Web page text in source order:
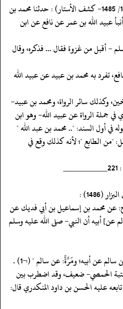
‏‏‏‏أخرجه البزار في "مسنده " (2/ 186/ 1485- كشف الأستار) : حدثنا محمد بن
عبيد الله بن عمر عن نافع عن ابن
- أقبل من غزوة فقال ... فذكره، وقال
تفرد به محمد بن عبيد عن عبيد الله
وكذلك سائر الرواة، ومحمد بن عبيد-
في جملة الرواة عن عبيد الله- وهو ابن
في أول السند: ".. محمد بن عبد الله "
"من الطابع "؛ لأنه كذلك وقع في
(1486) :
محمد بن إسماعيل بن أبي فديك عن
أبيه أن النبي- صلى الله عليه وسلم
عن أبيه؛ ومَرَّةَّ: عن سالم " (¬1) .
الحمصي- ضعيف، وقد اضطرب بين
عليه الحسن بن داود المنكدري قال: